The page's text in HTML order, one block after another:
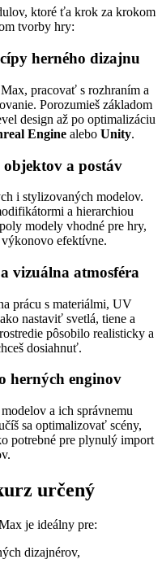
ktoré ťa krok za krokom
tvorby hry:
herného dizajnu
pracovať s rozhraním a
Porozumieš základom
design až po optimalizáciu
Enginealebo Unity.
a postáv
i stylizovaných modelov.
a hierarchiou
modely vhodné pre hry,
výkonovo efektívne.
vizuálna atmosféra
prácu s materiálmi, UV
nastaviť svetlá, tiene a
pôsobilo realisticky a
dosiahnuť.
herných enginov
a ich správnemu
sa optimalizovať scény,
potrebné pre plynulý import
určený
je ideálny pre:
dizajnérov,